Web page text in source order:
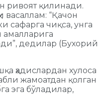
ривоят қилинади.
васаллам: “Қачон
сафарга чиқса, унга
амалларига
дедилар (Бухорий
ҳадислардан хулоса
жамоатдан қолган
эга бўладилар,